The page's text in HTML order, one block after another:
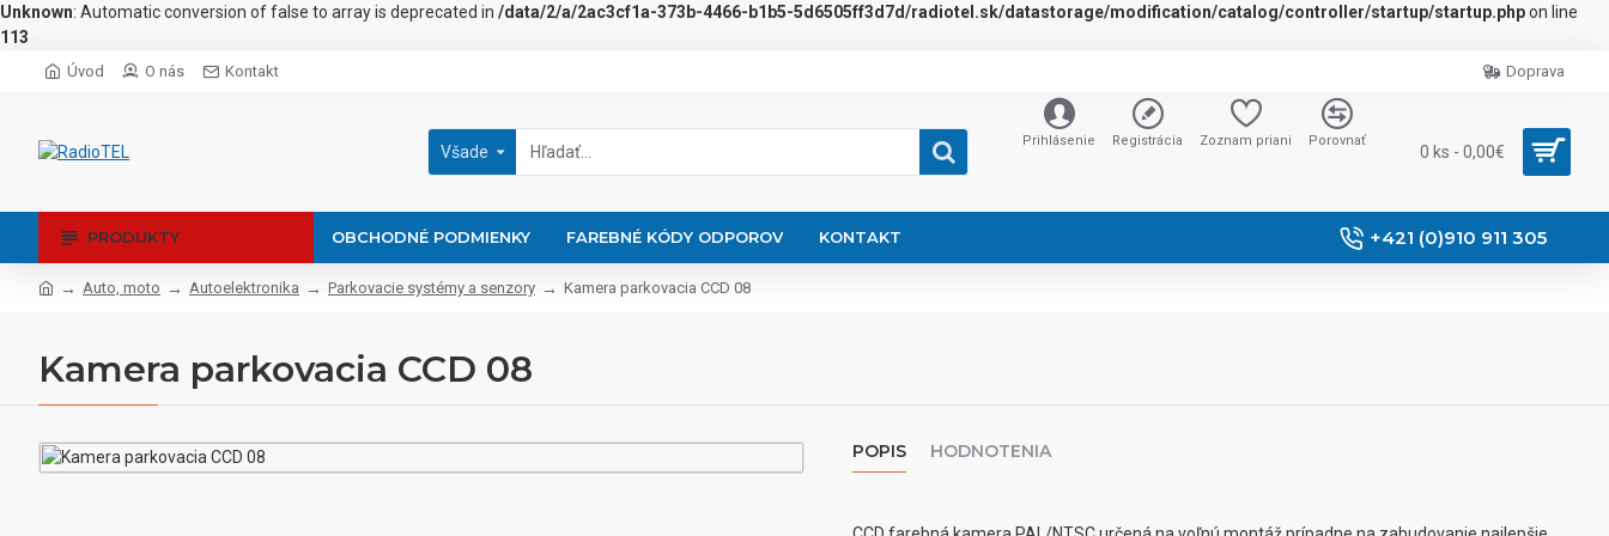
Unknown: Automatic conversion of false to array is deprecated in /data/2/a/2ac3cf1a-373b-4466-b1b5-5d6505ff3d7d/radiotel.sk/datastorage/modification/catalog/controller/startup/startup.phpon line
113
Úvod O nás Kontakt Doprava
Všade
Prihlásenie Registrácia Zoznam priani Porovnať
0 ks - 0,00€
PRODUKTY OBCHODNÉ PODMIENKY FAREBNÉ KÓDY ODPOROV KONTAKT +421 (0)910 911 305
Auto, moto Autoelektronika Parkovacie systémy a senzory Kamera parkovacia CCD 08
Kamera parkovacia CCD 08
POPIS HODNOTENIA